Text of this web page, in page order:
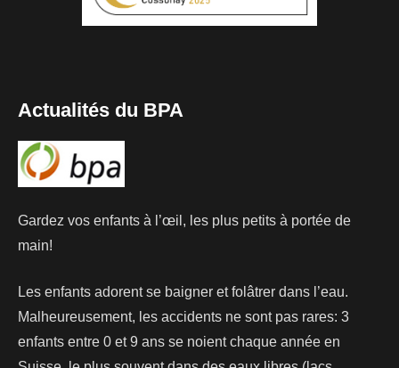
Actualités du BPA
Gardez vos enfants à l’œil, les plus petits à portée de
main!
Les enfants adorent se baigner et folâtrer dans l’eau.
Malheureusement, les accidents ne sont pas rares: 3
enfants entre 0 et 9 ans se noient chaque année en